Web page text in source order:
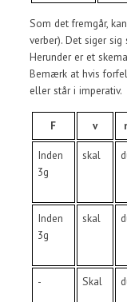
Som det fremgår,
verber). Det siger
Herunder er et
Bemærk at hvis
eller står i imperativ.
F v
Inden
3g
skal
Inden
3g
skal
- Skal